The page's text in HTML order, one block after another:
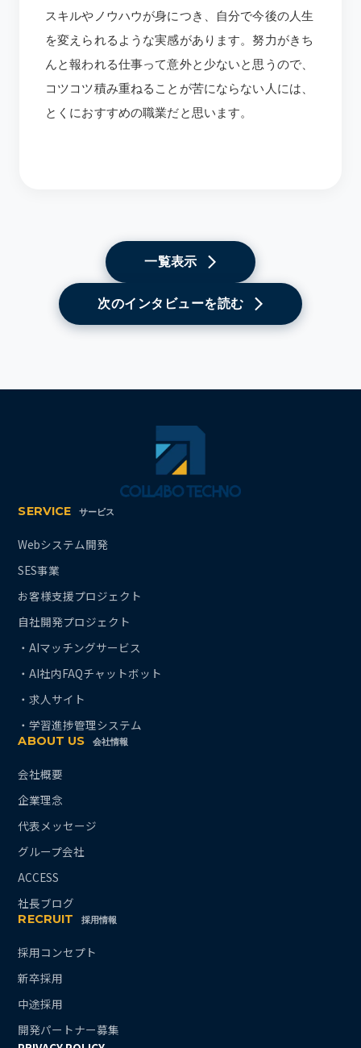
スキルやノウハウが身につき、自分で今後の人生
を変えられるような実感があります。努力がきち
んと報われる仕事って意外と少ないと思うので、
コツコツ積み重ねることが苦にならない人には、
とくにおすすめの職業だと思います。
一覧表示
次のインタビューを読む
SERVICE サービス
Webシステム開発
SES事業
お客様支援プロジェクト
自社開発プロジェクト
・AIマッチングサービス
・AI社内FAQチャットボット
・求人サイト
・学習進捗管理システム
ABOUT US 会社情報
会社概要
企業理念
代表メッセージ
グループ会社
ACCESS
社長ブログ
RECRUIT 採用情報
採用コンセプト
新卒採用
中途採用
開発パートナー募集